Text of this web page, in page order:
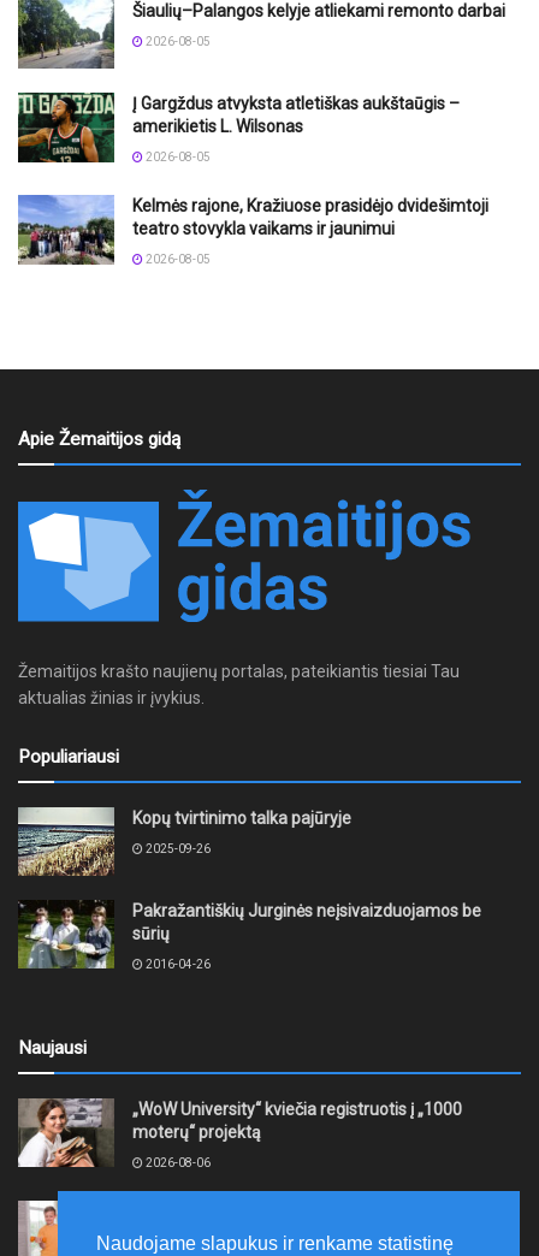
Šiaulių–Palangos kelyje atliekami remonto darbai
2026-08-05
Į Gargždus atvyksta atletiškas aukštaūgis –
amerikietis L. Wilsonas
2026-08-05
Kelmės rajone, Kražiuose prasidėjo dvidešimtoji
teatro stovykla vaikams ir jaunimui
2026-08-05
Apie Žemaitijos gidą
Žemaitijos krašto naujienų portalas, pateikiantis tiesiai Tau
aktualias žinias ir įvykius.
Populiariausi
Kopų tvirtinimo talka pajūryje
2025-09-26
Pakražantiškių Jurginės neįsivaizduojamos be
sūrių
2016-04-26
Naujausi
„WoW University“ kviečia registruotis į „1000
moterų“ projektą
2026-08-06
neformaliojo mokinių sportinio ugdymo programas
Naudojame slapukus ir renkame statistinę